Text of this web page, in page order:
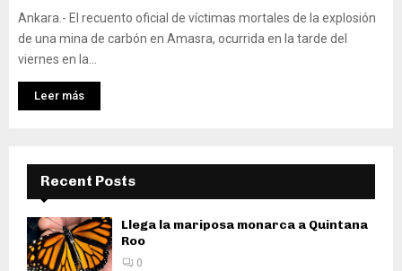
Ankara.- El recuento oficial de víctimas mortales de la explosión
de una mina de carbón en Amasra, ocurrida en la tarde del
viernes en la...
Leer más
Recent Posts
Llega la mariposa monarca a Quintana
Roo
0